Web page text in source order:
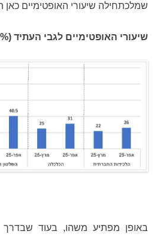
שמלכתחילה שיעורי האופטימיים כאן
שיעורי האופטימיים לגבי העתיד
באופן מפתיע משהו, בעוד שבדרך